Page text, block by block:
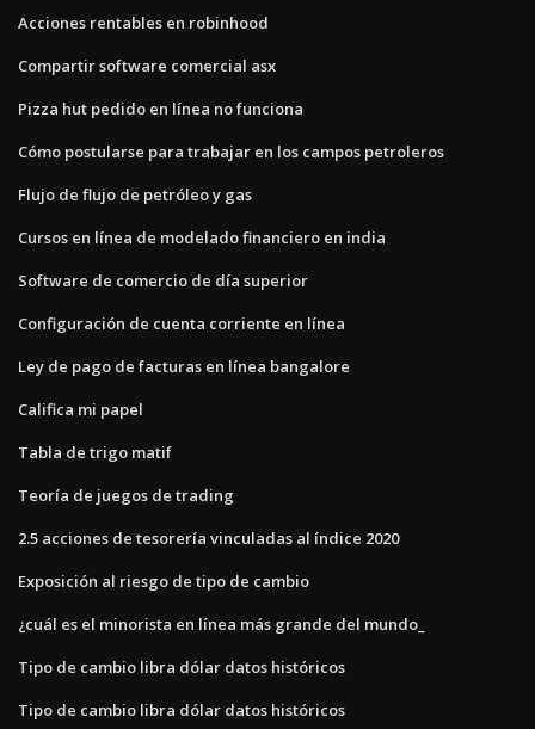
Acciones rentables en robinhood
Compartir software comercial asx
Pizza hut pedido en línea no funciona
Cómo postularse para trabajar en los campos petroleros
Flujo de flujo de petróleo y gas
Cursos en línea de modelado financiero en india
Software de comercio de día superior
Configuración de cuenta corriente en línea
Ley de pago de facturas en línea bangalore
Califica mi papel
Tabla de trigo matif
Teoría de juegos de trading
2.5 acciones de tesorería vinculadas al índice 2020
Exposición al riesgo de tipo de cambio
¿cuál es el minorista en línea más grande del mundo_
Tipo de cambio libra dólar datos históricos
Tipo de cambio libra dólar datos históricos